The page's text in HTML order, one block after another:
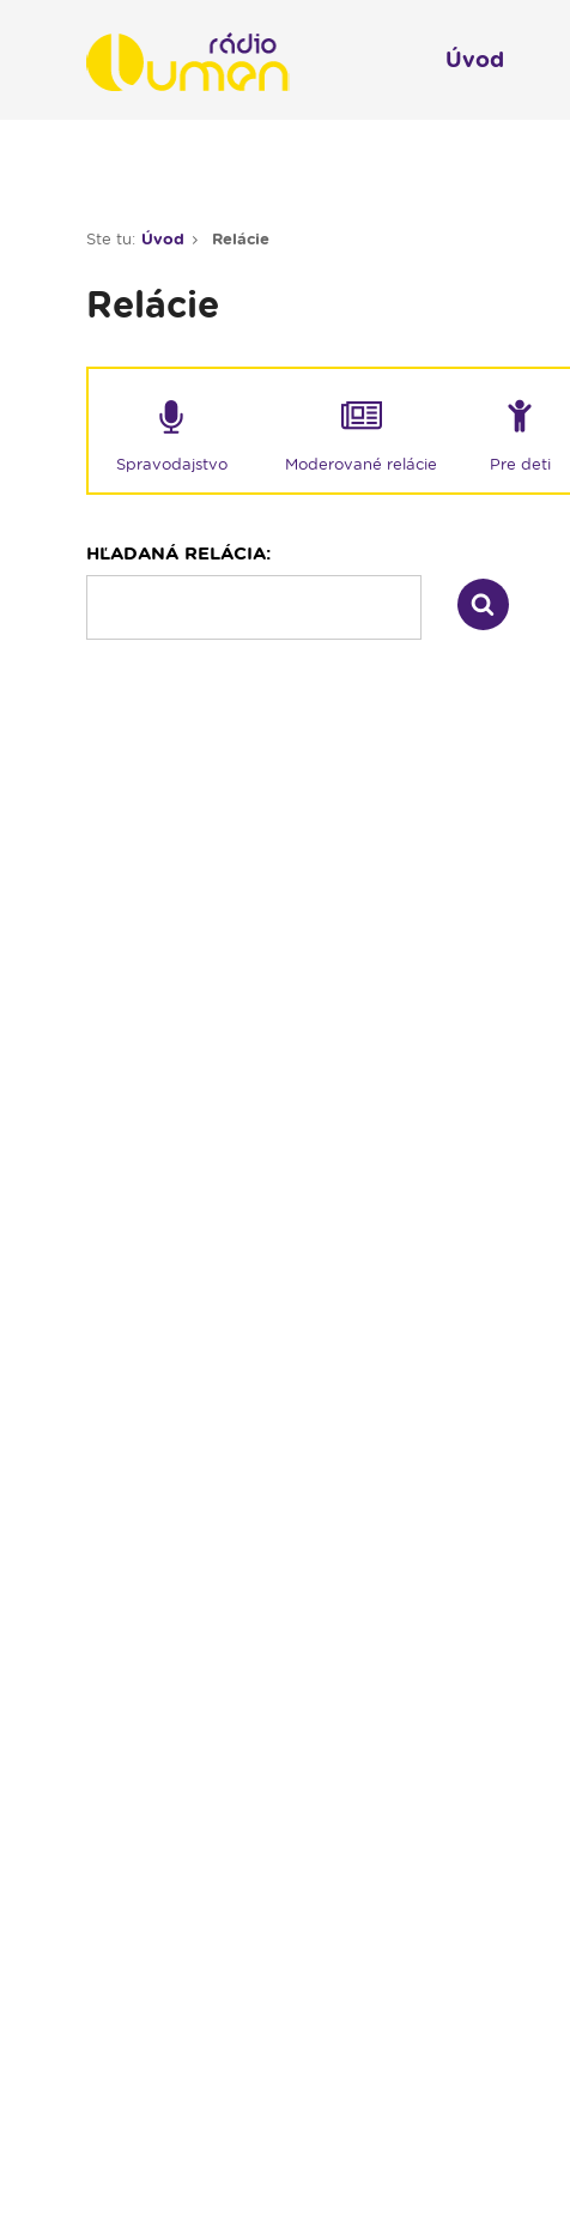
Ste tu: Úvod Relácie
Relácie
Spravodajstvo Moderované relácie Pre deti
HĽADANÁ RELÁCIA:
Úvod
Moderované relácie
Pre deti
Piesne na želanie
Dopravný servis